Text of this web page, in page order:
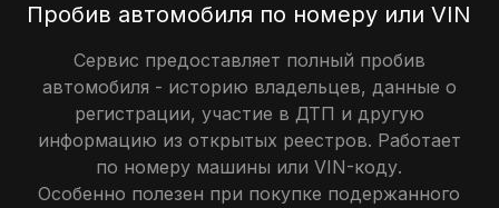
Пробив автомобиля по номеру или VIN
Сервис предоставляет полный пробив
автомобиля - историю владельцев, данные о
регистрации, участие в ДТП и другую
информацию из открытых реестров. Работает
по номеру машины или VIN-коду.
Особенно полезен при покупке подержанного